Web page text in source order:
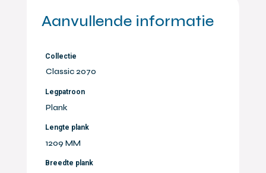
Aanvullende informatie
Collectie
Classic 2070
Legpatroon
Plank
Lengte plank
1209 MM
Breedte plank